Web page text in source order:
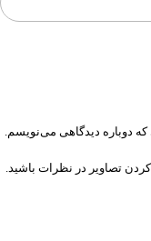
دوباره دیدگاهی می‌نویسم.
تصاویر در نظرات باشید.